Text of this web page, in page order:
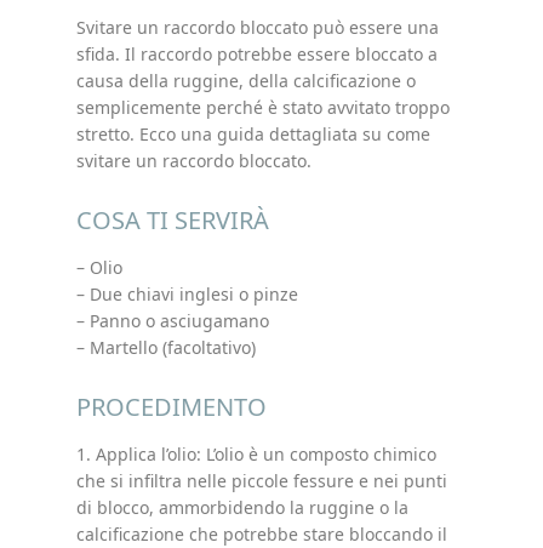
Svitare un raccordo bloccato può essere una
sfida. Il raccordo potrebbe essere bloccato a
causa della ruggine, della calcificazione o
semplicemente perché è stato avvitato troppo
stretto. Ecco una guida dettagliata su come
svitare un raccordo bloccato.
COSA TI SERVIRÀ
– Olio
– Due chiavi inglesi o pinze
– Panno o asciugamano
– Martello (facoltativo)
PROCEDIMENTO
1. Applica l’olio: L’olio è un composto chimico
che si infiltra nelle piccole fessure e nei punti
di blocco, ammorbidendo la ruggine o la
calcificazione che potrebbe stare bloccando il